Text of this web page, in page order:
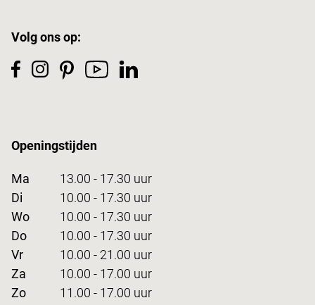
Volg ons op:
Openingstijden
Ma
13.00 - 17.30 uur
Di
10.00 - 17.30 uur
Wo
10.00 - 17.30 uur
Do
10.00 - 17.30 uur
Vr
10.00 - 21.00 uur
Za
10.00 - 17.00 uur
Zo
11.00 - 17.00 uur